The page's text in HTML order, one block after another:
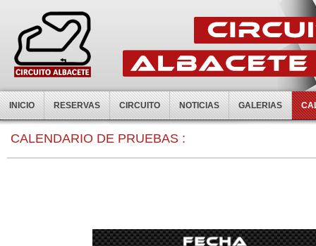
INICIO RESERVAS CIRCUITO NOTICIAS GALERIAS
CALENDARIO DE PRUEBAS :
0:00